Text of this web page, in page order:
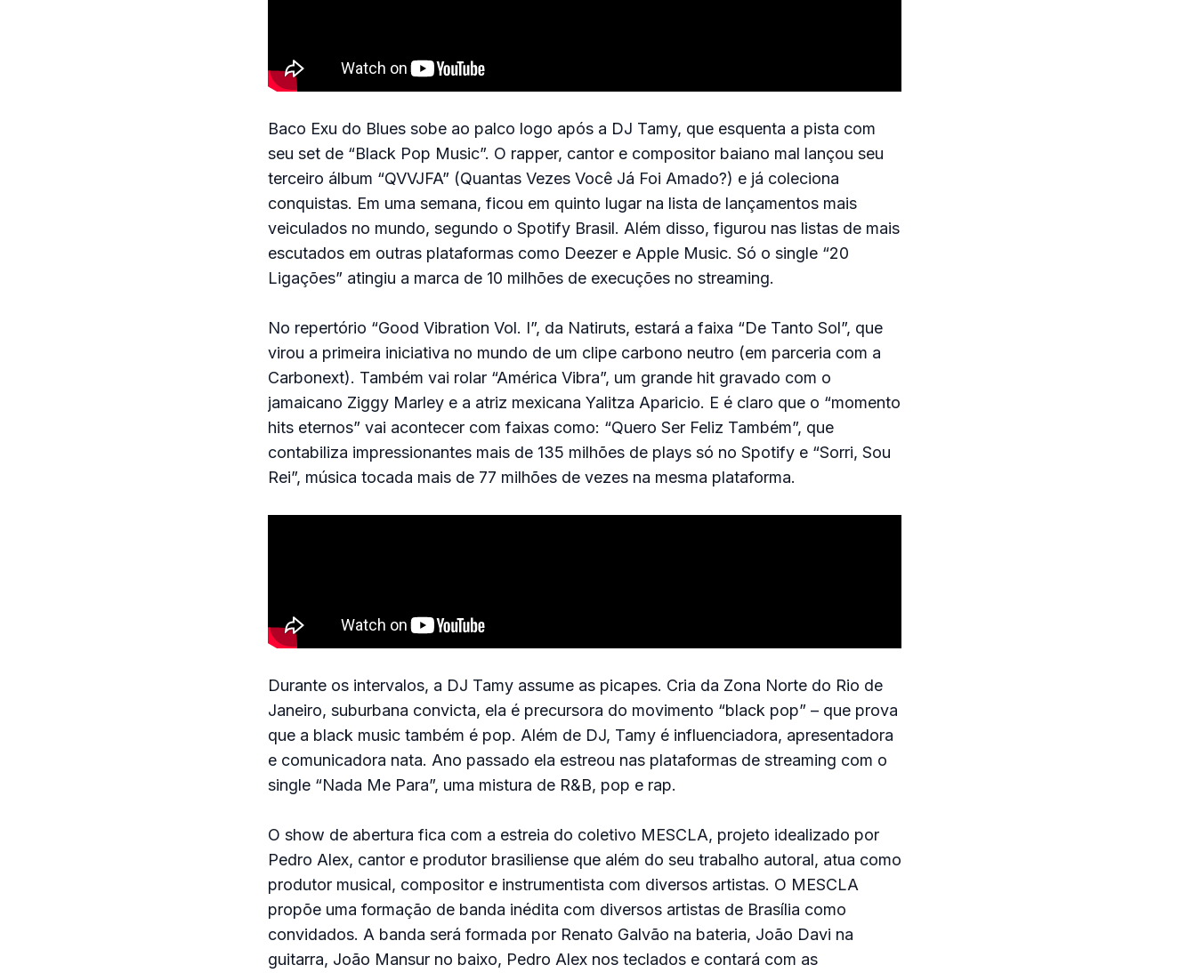
Baco Exu do Blues sobe ao palco logo após a DJ Tamy, que esquenta a pista com
seu set de “Black Pop Music”. O rapper, cantor e compositor baiano mal lançou seu
terceiro álbum “QVVJFA” (Quantas Vezes Você Já Foi Amado?) e já coleciona
conquistas. Em uma semana, ficou em quinto lugar na lista de lançamentos mais
veiculados no mundo, segundo o Spotify Brasil. Além disso, figurou nas listas de mais
escutados em outras plataformas como Deezer e Apple Music. Só o single “20
Ligações” atingiu a marca de 10 milhões de execuções no streaming.
No repertório “Good Vibration Vol. I”, da Natiruts, estará a faixa “De Tanto Sol”, que
virou a primeira iniciativa no mundo de um clipe carbono neutro (em parceria com a
Carbonext). Também vai rolar “América Vibra”, um grande hit gravado com o
jamaicano Ziggy Marley e a atriz mexicana Yalitza Aparicio. E é claro que o “momento
hits eternos” vai acontecer com faixas como: “Quero Ser Feliz Também”, que
contabiliza impressionantes mais de 135 milhões de plays só no Spotify e “Sorri, Sou
Rei”, música tocada mais de 77 milhões de vezes na mesma plataforma.
Durante os intervalos, a DJ Tamy assume as picapes. Cria da Zona Norte do Rio de
Janeiro, suburbana convicta, ela é precursora do movimento “black pop” – que prova
que a black music também é pop. Além de DJ, Tamy é influenciadora, apresentadora
e comunicadora nata. Ano passado ela estreou nas plataformas de streaming com o
single “Nada Me Para”, uma mistura de R&B, pop e rap.
O show de abertura fica com a estreia do coletivo MESCLA, projeto idealizado por
Pedro Alex, cantor e produtor brasiliense que além do seu trabalho autoral, atua como
produtor musical, compositor e instrumentista com diversos artistas. O MESCLA
propõe uma formação de banda inédita com diversos artistas de Brasília como
convidados. A banda será formada por Renato Galvão na bateria, João Davi na
guitarra, João Mansur no baixo, Pedro Alex nos teclados e contará com as